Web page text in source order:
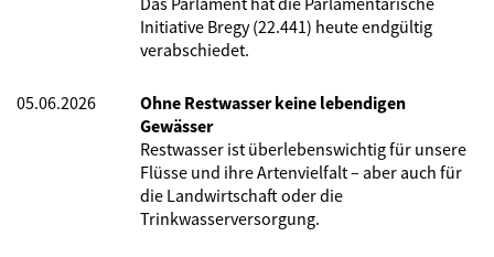
Initiative Bregy (22.441) heute endgültig
verabschiedet.
05.06.2026
Ohne Restwasser keine lebendigen
Gewässer
Restwasser ist überlebenswichtig für unsere
Flüsse und ihre Artenvielfalt – aber auch für
die Landwirtschaft oder die
Trinkwasserversorgung.